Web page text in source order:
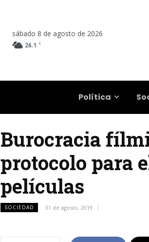
sábado 8 de agosto de 2026
26.1 C
Política
Burocracia
protocolo para
películas
SOCIEDAD 31 de agosto, 2019